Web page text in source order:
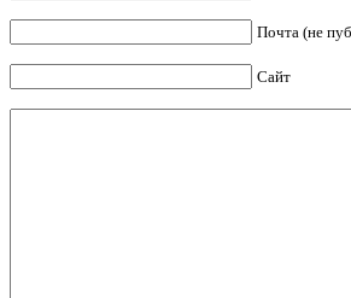
Почта (не
Сайт